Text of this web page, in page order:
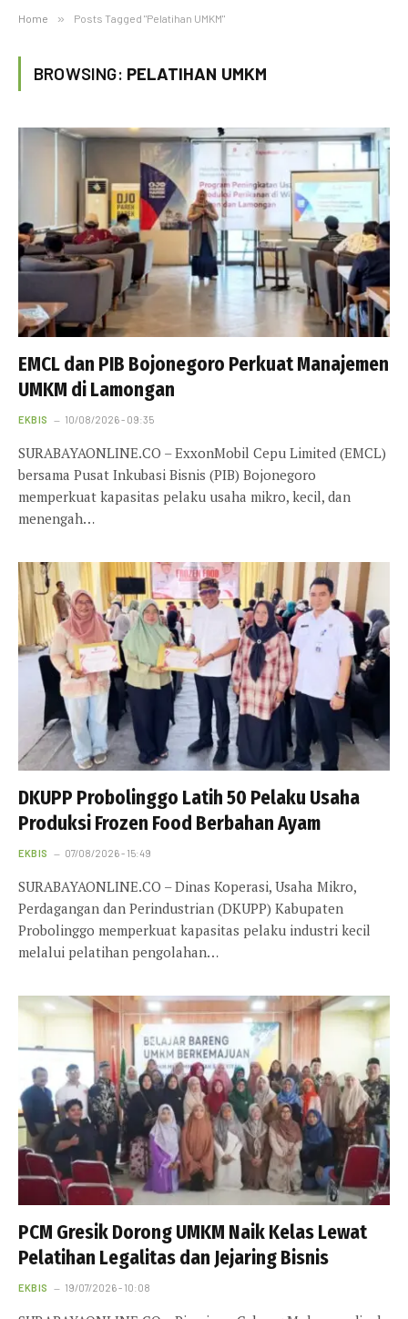
Home » Posts Tagged "Pelatihan UMKM"
BROWSING: PELATIHAN UMKM
EMCL dan PIB Bojonegoro Perkuat Manajemen
UMKM di Lamongan
EKBIS 10/08/2026 - 09:35
SURABAYAONLINE.CO – ExxonMobil Cepu Limited (EMCL)
bersama Pusat Inkubasi Bisnis (PIB) Bojonegoro
memperkuat kapasitas pelaku usaha mikro, kecil, dan
menengah…
DKUPP Probolinggo Latih 50 Pelaku Usaha
Produksi Frozen Food Berbahan Ayam
EKBIS 07/08/2026 - 15:49
SURABAYAONLINE.CO – Dinas Koperasi, Usaha Mikro,
Perdagangan dan Perindustrian (DKUPP) Kabupaten
Probolinggo memperkuat kapasitas pelaku industri kecil
melalui pelatihan pengolahan…
PCM Gresik Dorong UMKM Naik Kelas Lewat
Pelatihan Legalitas dan Jejaring Bisnis
EKBIS 19/07/2026 - 10:08